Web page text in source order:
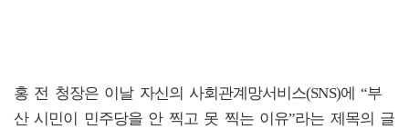
홍 전 청장은 이날 자신의 사회관계망서비스(SNS)에 “부
산 시민이 민주당을 안 찍고 못 찍는 이유”라는 제목의 글